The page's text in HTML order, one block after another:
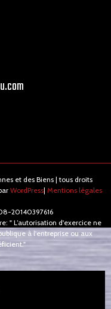
et des Biens | tous droits
WordPress| Mentions légales
20140397616
" L’autorisation d'exercice ne
à l'entreprise ou aux